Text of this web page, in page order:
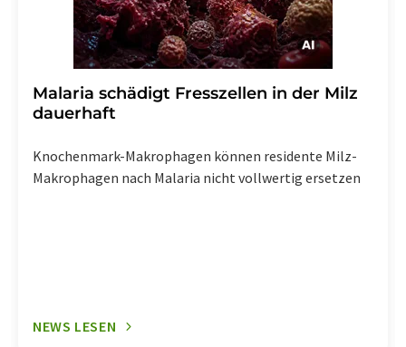
Malaria schädigt Fresszellen in der Milz
dauerhaft
Knochenmark-Makrophagen können residente Milz-
Makrophagen nach Malaria nicht vollwertig ersetzen
NEWS LESEN